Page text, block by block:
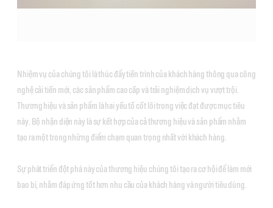
Nhiệm vụ của chúng tôi là thúc đẩy tiến trình của khách hàng thông qua công
nghệ cải tiến mới, các sản phẩm cao cấp và trải nghiệm dịch vụ vượt trội.
Thương hiệu và sản phẩm là hai yếu tố cốt lõi trong việc đạt được mục tiêu
này. Bộ nhận diện này là sự kết hợp của cả thương hiệu và sản phẩm nhằm
tạo ra một trong những điểm chạm quan trọng nhất với khách hàng.
Sự phát triển đột phá này của thương hiệu chúng tôi tạo ra cơ hội để làm mới
bao bì, nhằm đáp ứng tốt hơn nhu cầu của khách hàng và người tiêu dùng.